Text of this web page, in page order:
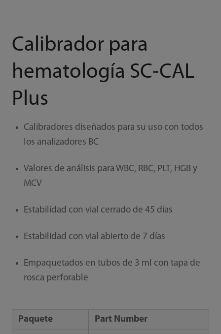
Calibrador para
hematología SC-CAL
Plus
Calibradores diseñados para su uso con todos
los analizadores BC
Valores de análisis para WBC, RBC, PLT, HGB y
MCV
Estabilidad con vial cerrado de 45 días
Estabilidad con vial abierto de 7 días
Empaquetados en tubos de 3 ml con tapa de
rosca perforable
Paquete Part Number